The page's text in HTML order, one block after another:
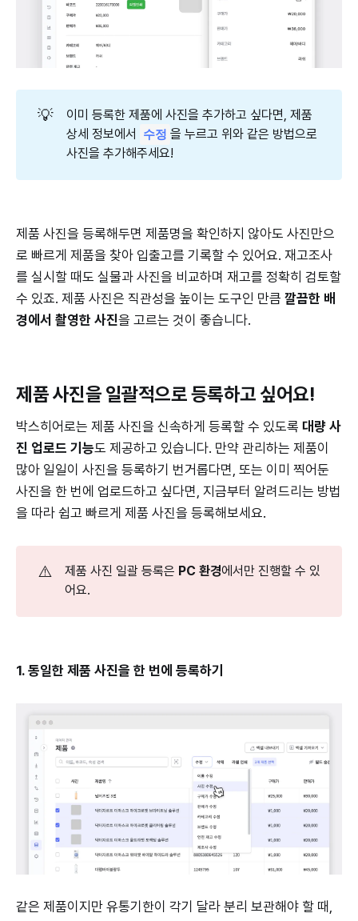
💡
이미 등록한 제품에 사진을 추가하고 싶다면, 제품
상세 정보에서
수정 을 누르고 위와 같은 방법으로
사진을 추가해주세요!
제품 사진을 등록해두면 제품명을 확인하지 않아도 사진만으
로 빠르게 제품을 찾아 입출고를 기록할 수 있어요. 재고조사
를 실시할 때도 실물과 사진을 비교하며 재고를 정확히 검토할
수 있죠. 제품 사진은 직관성을 높이는 도구인 만큼 깔끔한 배
경에서 촬영한 사진을 고르는 것이 좋습니다.
제품 사진을 일괄적으로 등록하고 싶어요!
박스히어로는 제품 사진을 신속하게 등록할 수 있도록 대량 사
진 업로드 기능도 제공하고 있습니다. 만약 관리하는 제품이
많아 일일이 사진을 등록하기 번거롭다면, 또는 이미 찍어둔
사진을 한 번에 업로드하고 싶다면, 지금부터 알려드리는 방법
을 따라 쉽고 빠르게 제품 사진을 등록해보세요.
⚠️ 제품 사진 일괄 등록은 PC 환경에서만 진행할 수 있
어요.
1. 동일한 제품 사진을 한 번에 등록하기
같은 제품이지만 유통기한이 각기 달라 분리 보관해야 할 때,